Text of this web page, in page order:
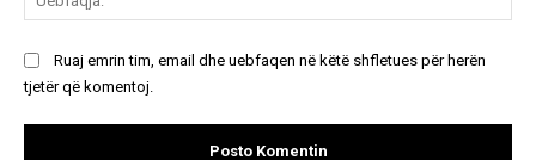
Ruaj emrin tim, email dhe uebfaqen në këtë shfletues për herën
tjetër që komentoj.